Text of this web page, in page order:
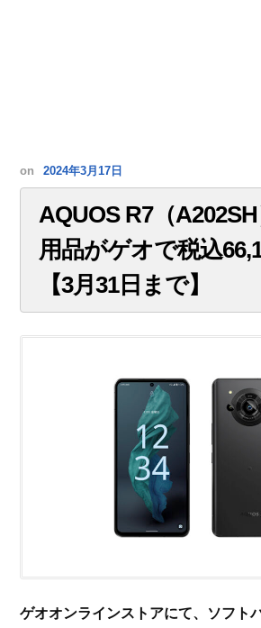
on 2024年3月17日
AQUOS R7（
用品がゲオで税込
【3月31日まで】
ゲオオンラインストアにて、ソフト